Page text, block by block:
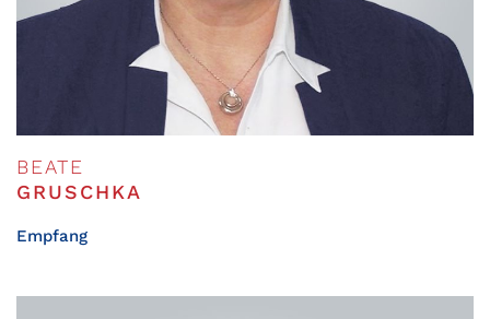
BEATE
GRUSCHKA
Empfang